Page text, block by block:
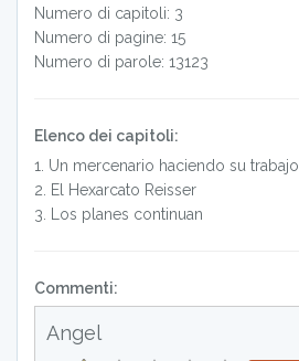
Numero di capitoli: 3
Numero di pagine: 15
Numero di parole: 13123
Elenco dei capitoli:
1
Un mercenario haciendo su trabajo
2
El Hexarcato Reisser
3
Los planes continuan
Commenti:
Angel